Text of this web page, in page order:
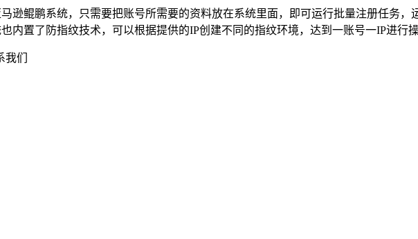
逊鲲鹏系统，只需要把账号所需要的资料放在系统里面，即可运行批量注册任务
内置了防指纹技术，可以根据提供的IP创建不同的指纹环境，达到一账号一IP进行
们